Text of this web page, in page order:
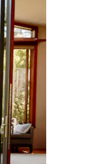
o desliza el dedo.